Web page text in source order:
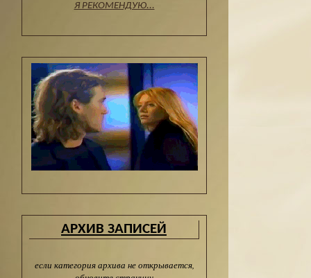
Я РЕКОМЕНДУЮ...
АРХИВ ЗАПИСЕЙ
если категория архива не открывается,